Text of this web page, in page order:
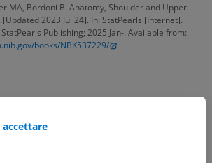
MA, Bordoni B. Anatomy, Shoulder and Upper
2023 Jul 24]. In: StatPearls [Internet].
Publishing; 2025 Jan-. Available from:
books/NBK537229/
accettare